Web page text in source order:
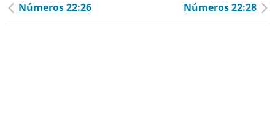
Números 22:26 Números 22:28